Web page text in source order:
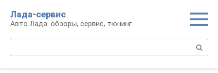
контенту
Лада-сервис
Авто Лада: обзоры, сервис, тюнинг